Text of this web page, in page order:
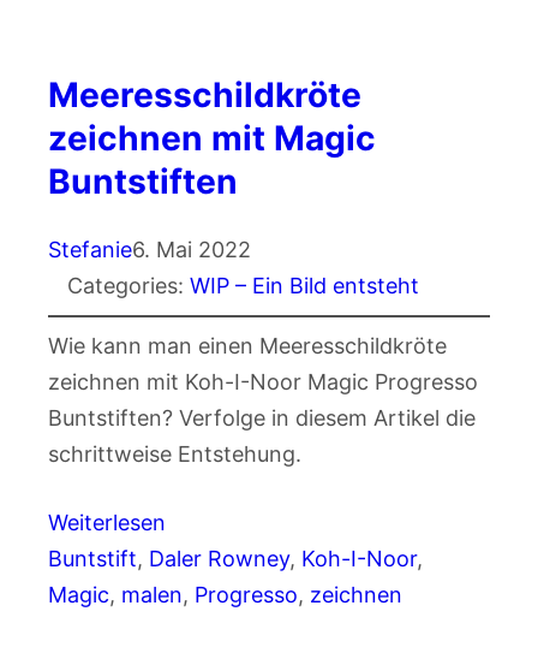
Meeresschildkröte
zeichnen mit Magic
Buntstiften
Stefanie6. Mai 2022
Categories: WIP – Ein Bild entsteht
Wie kann man einen Meeresschildkröte
zeichnen mit Koh-I-Noor Magic Progresso
Buntstiften? Verfolge in diesem Artikel die
schrittweise Entstehung.
Weiterlesen
Buntstift, Daler Rowney, Koh-I-Noor
Magic, malen, Progresso, zeichnen